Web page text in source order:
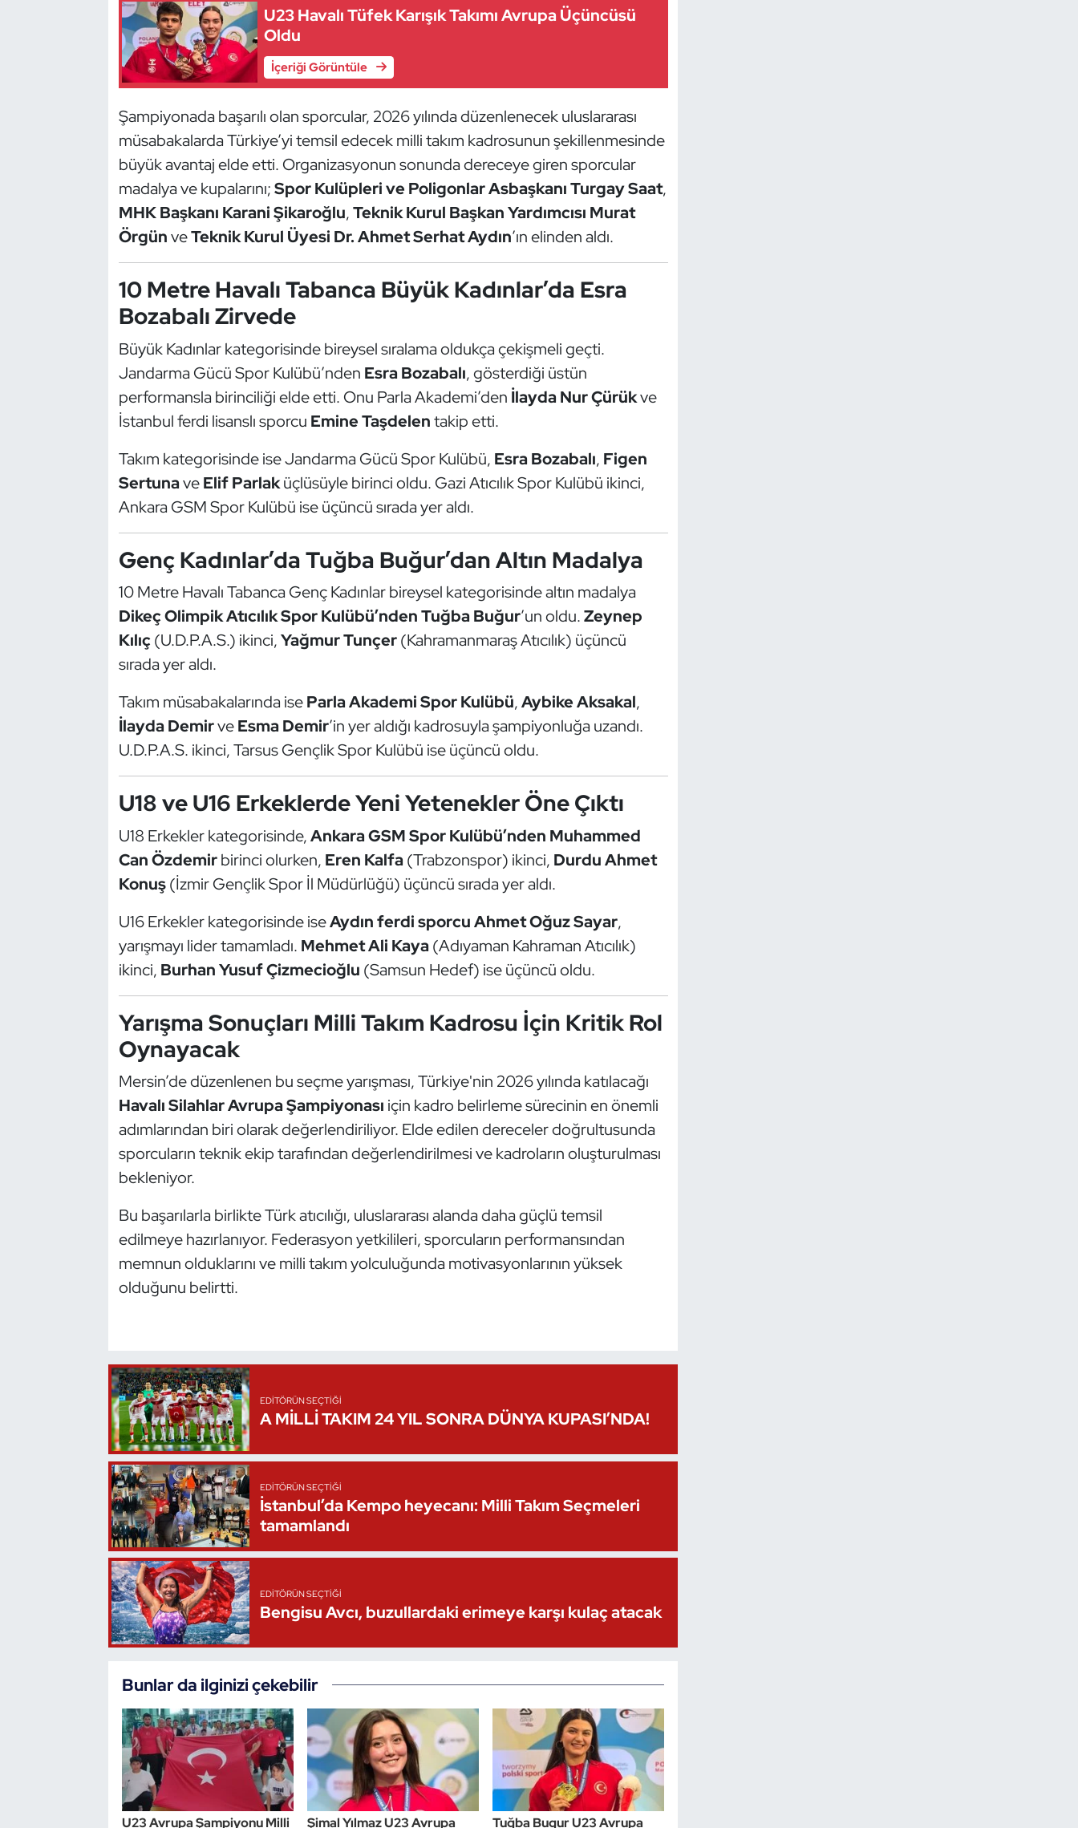
U23 Havalı Tüfek Karışık Takımı Avrupa Üçüncüsü
Oldu
İçeriği Görüntüle
Şampiyonada başarılı olan sporcular, 2026 yılında düzenlenecek uluslararası
müsabakalarda Türkiye’yi temsil edecek milli takım kadrosunun şekillenmesinde
büyük avantaj elde etti. Organizasyonun sonunda dereceye giren sporcular
madalya ve kupalarını;Spor Kulüpleri ve Poligonlar Asbaşkanı Turgay Saat,
MHK Başkanı Karani Şikaroğlu,Teknik Kurul Başkan Yardımcısı Murat
ÖrgünveTeknik Kurul Üyesi Dr. Ahmet Serhat Aydın’ın elinden aldı.
10 Metre Havalı Tabanca Büyük Kadınlar’da Esra
Bozabalı Zirvede
Büyük Kadınlar kategorisinde bireysel sıralama oldukça çekişmeli geçti.
Jandarma Gücü Spor Kulübü’nden Esra Bozabalı, gösterdiği üstün
performansla birinciliği elde etti. Onu Parla Akademi’den İlayda Nur Çürükve
İstanbul ferdi lisanslı sporcu Emine Taşdelentakip etti.
Takım kategorisinde ise Jandarma Gücü Spor Kulübü, Esra Bozabalı, Figen
SertunaveElif Parlaküçlüsüyle birinci oldu. Gazi Atıcılık Spor Kulübü ikinci,
Ankara GSM Spor Kulübü ise üçüncü sırada yer aldı.
Genç Kadınlar’da Tuğba Buğur’dan Altın Madalya
10 Metre Havalı Tabanca Genç Kadınlar bireysel kategorisinde altın madalya
Dikeç Olimpik Atıcılık Spor Kulübü’nden Tuğba Buğur’un oldu.Zeynep
Kılıç(U.D.P.A.S.) ikinci,Yağmur Tunçer(Kahramanmaraş Atıcılık) üçüncü
sırada yer aldı.
Takım müsabakalarında iseParla Akademi Spor Kulübü,Aybike Aksakal,
İlayda DemirveEsma Demir’in yer aldığı kadrosuyla şampiyonluğa uzandı.
U.D.P.A.S. ikinci, Tarsus Gençlik Spor Kulübü ise üçüncü oldu.
U18 ve U16 Erkeklerde Yeni Yetenekler Öne Çıktı
U18 Erkekler kategorisinde,Ankara GSM Spor Kulübü’nden Muhammed
Can Özdemirbirinci olurken, Eren Kalfa(Trabzonspor) ikinci, Durdu Ahmet
Konuş(İzmir Gençlik Spor İl Müdürlüğü) üçüncü sırada yer aldı.
U16 Erkekler kategorisinde iseAydın ferdi sporcu Ahmet Oğuz Sayar,
yarışmayı lider tamamladı. Mehmet Ali Kaya(Adıyaman Kahraman Atıcılık)
ikinci, Burhan Yusuf Çizmecioğlu (Samsun Hedef) ise üçüncü oldu.
Yarışma Sonuçları Milli Takım Kadrosu İçin Kritik Rol
Oynayacak
Mersin’de düzenlenen bu seçme yarışması, Türkiye'nin 2026 yılında katılacağı
Havalı Silahlar Avrupa Şampiyonası için kadro belirleme sürecinin en önemli
adımlarından biri olarak değerlendiriliyor. Elde edilen dereceler doğrultusunda
sporcuların teknik ekip tarafından değerlendirilmesi ve kadroların oluşturulması
bekleniyor.
Bu başarılarla birlikte Türk atıcılığı, uluslararası alanda daha güçlü temsil
edilmeye hazırlanıyor. Federasyon yetkilileri, sporcuların performansından
memnun olduklarını ve milli takım yolculuğunda motivasyonlarının yüksek
olduğunu belirtti.
EDITÖRÜN SEÇTIĞI
A MİLLİ TAKIM 24 YIL SONRA DÜNYA KUPASI’NDA!
EDITÖRÜN SEÇTIĞI
İstanbul’da Kempo heyecanı: Milli Takım Seçmeleri
tamamlandı
EDITÖRÜN SEÇTIĞI
Bengisu Avcı, buzullardaki erimeye karşı kulaç atacak
Bunlar da ilginizi çekebilir
U23 Avrupa Şampiyonu Milli Şimal Yılmaz U23 Avrupa Tuğba Bugur U23 Avrupa
Hava Sporları
İşitme Engelli Sporcular
Judo ve Kuraş
Kano ve Rafting
Modern Pentatlon
Motor Sporları
Oryantiring
Özel Sporcular
Sualtı Sporları
Vücut Geliştirme Fitness
Wushu Kungfu